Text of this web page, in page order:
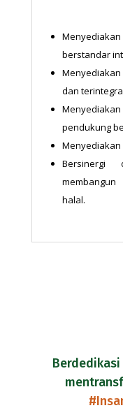
berstandar
Menyediakan
dan
pendukung
Bersinergi
halal.
Berdedikasi